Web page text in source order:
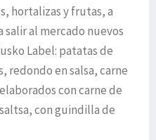
hortalizas y frutas, a
salir al mercado nuevos
Label: patatas de
redondo en salsa, carne
con carne de
con guindilla de